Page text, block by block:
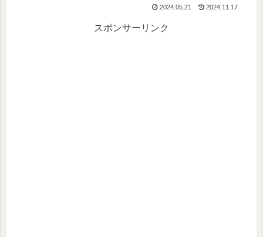
2024.05.21 2024.11.17
スポンサーリンク